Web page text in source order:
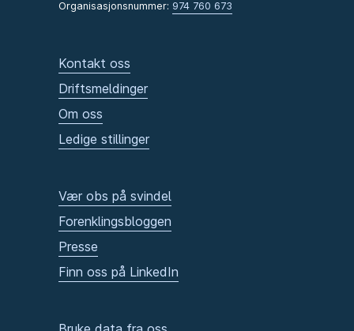
Organisasjonsnummer: 974 760 673
Kontakt oss
Driftsmeldinger
Om oss
Ledige stillinger
Vær obs på svindel
Forenklingsbloggen
Presse
Finn oss på LinkedIn